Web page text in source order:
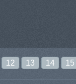
12 13 14 15